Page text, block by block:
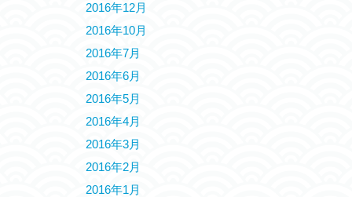
2016年12月
2016年10月
2016年7月
2016年6月
2016年5月
2016年4月
2016年3月
2016年2月
2016年1月